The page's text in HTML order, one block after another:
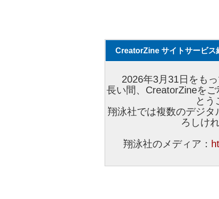
CreatorZine サイトサービス
2026年3月31日をも
長い間、CreatorZineを
とう
翔泳社では複数のデジ
ろしけ
翔泳社のメディア：